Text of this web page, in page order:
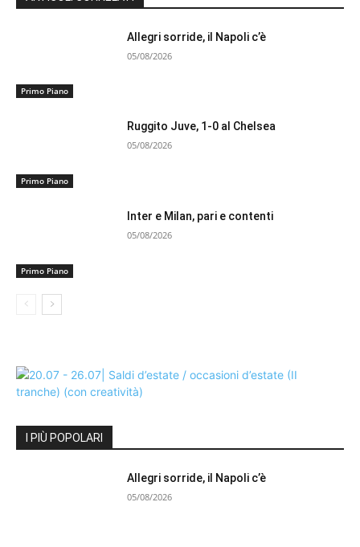
Primo Piano
Allegri sorride, il Napoli c’è
05/08/2026
Primo Piano
Ruggito Juve, 1-0 al Chelsea
05/08/2026
Primo Piano
Inter e Milan, pari e contenti
05/08/2026
I PIÙ POPOLARI
Allegri sorride, il Napoli c’è
05/08/2026